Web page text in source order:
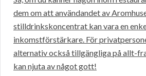
dem om att användandet av
stilldrinkskoncentrat kan vara en
inkomstförstärkare. För
alternativ också tillgängliga på allt-
kan njuta av något gott!